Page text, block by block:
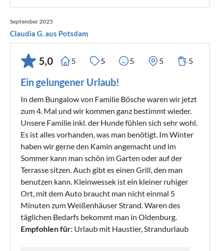
September 2025
Claudia G. aus Potsdam
5,0 5 5 5 5 5
Ein gelungener Urlaub!
In dem Bungalow von Familie Bösche waren wir jetzt
zum 4. Mal und wir kommen ganz bestimmt wieder.
Unsere Familie inkl. der Hunde fühlen sich sehr wohl.
Es ist alles vorhanden, was man benötigt. Im Winter
haben wir gerne den Kamin angemacht und im
Sommer kann man schön im Garten oder auf der
Terrasse sitzen. Auch gibt es einen Grill, den man
benutzen kann. Kleinwessek ist ein kleiner ruhiger
Ort, mit dem Auto braucht man nicht einmal 5
Minuten zum Weißenhäuser Strand. Waren des
täglichen Bedarfs bekommt man in Oldenburg.
Empfohlen für: Urlaub mit Haustier, Strandurlaub